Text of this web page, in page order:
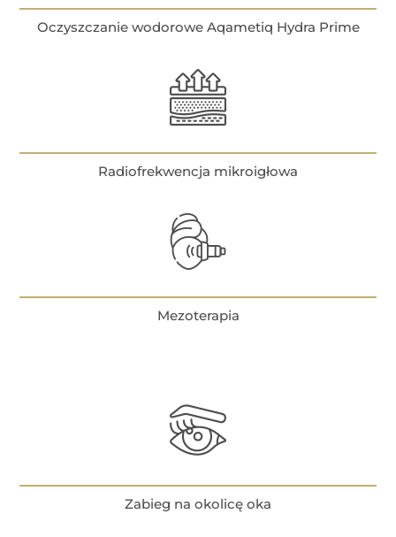
Oczyszczanie wodorowe Aqametiq Hydra Prime
Radiofrekwencja mikroigłowa
Mezoterapia
Zabieg na okolicę oka